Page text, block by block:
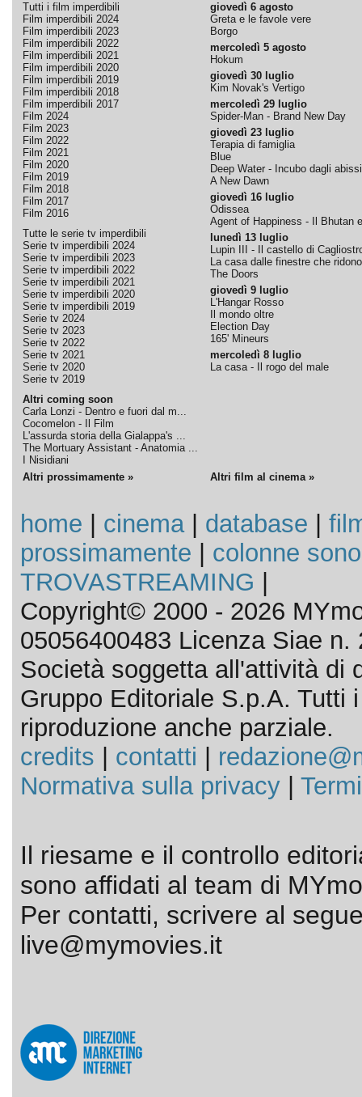
Tutti i film imperdibili
Film imperdibili 2024
Film imperdibili 2023
Film imperdibili 2022
Film imperdibili 2021
Film imperdibili 2020
Film imperdibili 2019
Film imperdibili 2018
Film imperdibili 2017
Film 2024
Film 2023
Film 2022
Film 2021
Film 2020
Film 2019
Film 2018
Film 2017
Film 2016
Tutte le serie tv imperdibili
Serie tv imperdibili 2024
Serie tv imperdibili 2023
Serie tv imperdibili 2022
Serie tv imperdibili 2021
Serie tv imperdibili 2020
Serie tv imperdibili 2019
Serie tv 2024
Serie tv 2023
Serie tv 2022
Serie tv 2021
Serie tv 2020
Serie tv 2019
Altri coming soon
Carla Lonzi - Dentro e fuori dal m...
Cocomelon - Il Film
L'assurda storia della Gialappa's ...
The Mortuary Assistant - Anatomia ...
I Nisidiani
giovedì 6 agosto
Greta e le favole vere
Borgo
mercoledì 5 agosto
Hokum
giovedì 30 luglio
Kim Novak's Vertigo
mercoledì 29 luglio
Spider-Man - Brand New Day
giovedì 23 luglio
Terapia di famiglia
Blue
Deep Water - Incubo dagli abissi
A New Dawn
giovedì 16 luglio
Odissea
Agent of Happiness - Il Bhutan
lunedì 13 luglio
Lupin III - Il castello di
La casa dalle finestre che ridono
The Doors
giovedì 9 luglio
L'Hangar Rosso
Il mondo oltre
Election Day
165' Mineurs
mercoledì 8 luglio
La casa - Il rogo del male
Altri prossimamente » Altri film al cinema »
home cinema| database
prossimamente
colonne
TROVASTREAMING
Copyright© 2000 - 2026
05056400483 Licenza Siae n.
Società soggetta all'attività di
Gruppo Editoriale S.p.A. Tutti
riproduzione anche parziale.
credits
contatti
Normativa sulla privacy|
Il riesame e il controllo
sono affidati al team di
Per contatti, scrivere al
live@mymovies.it